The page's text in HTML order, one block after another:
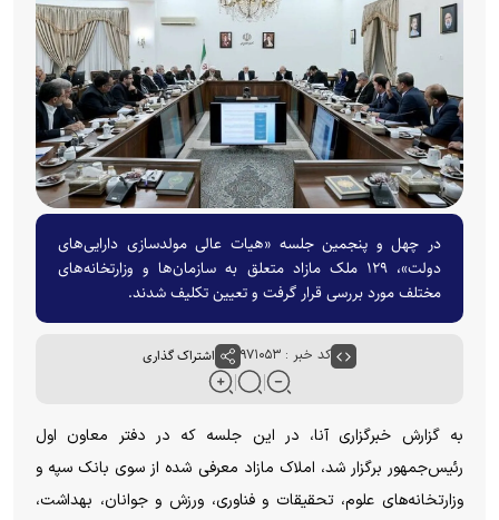
در چهل و پنجمین جلسه «هیات عالی مولدسازی دارایی‌های
دولت»، ۱۲۹ ملک مازاد متعلق به سازمان‌ها و وزارتخانه‌های
مختلف مورد بررسی قرار گرفت و تعیین تکلیف شدند.
کد خبر : ۹۷۱۰۵۳ اشتراک گذاری
به گزارش خبرگزاری آنا، در این جلسه که در دفتر معاون اول
رئیس‌جمهور برگزار شد، املاک مازاد معرفی شده از سوی بانک سپه و
وزارتخانه‌های علوم، تحقیقات و فناوری، ورزش و جوانان، بهداشت،